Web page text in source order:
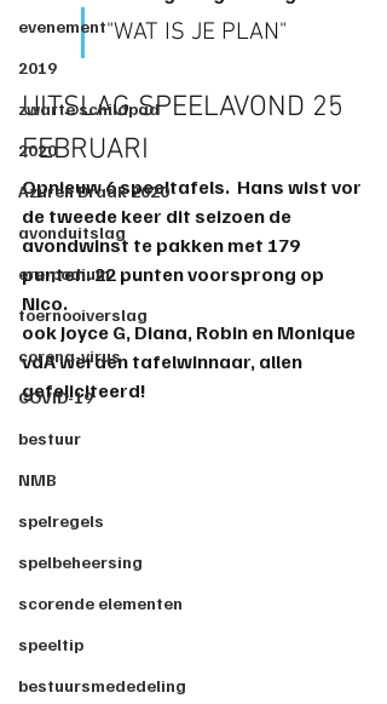
evenement
2019
zwarte schildpad
2020
Azuren Draak 2020
avonduitslag
ere-podium
toernooiverslag
corona-virus
COVID-19
bestuur
NMB
spelregels
spelbeheersing
scorende elementen
speeltip
bestuursmededeling
"WAT IS JE PLAN"
UITSLAG SPEELAVOND 25
FEBRUARI
Opnieuw 6 speeltafels.  Hans wist vor
de tweede keer dit seizoen de
avondwinst te pakken met 179
punten. 22 punten voorsprong op
Nico.
ook Joyce G, Diana, Robin en Monique
vdA werden tafelwinnaar, allen
gefeliciteerd!